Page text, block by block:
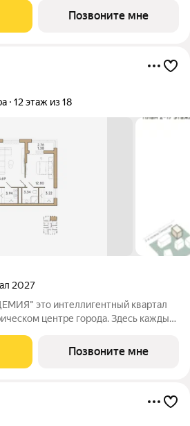
Позвоните мне
12 этаж из 18
2027
квартал
центре города. Здесь каждый
комфортного жилья. Окружение
Позвоните мне